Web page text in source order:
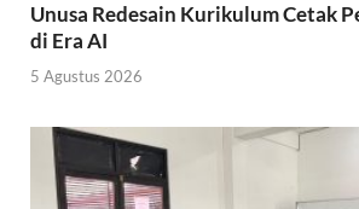
Unusa Redesain Kurikulum Cetak
di Era AI
5 Agustus 2026